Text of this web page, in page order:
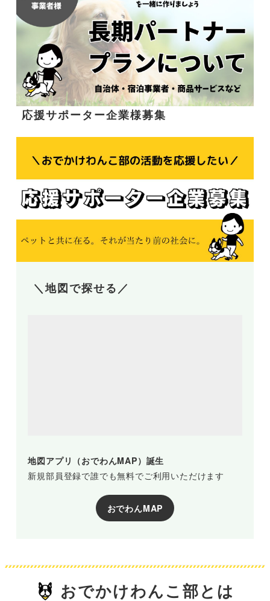
応援サポーター企業様募集
＼地図で探せる／
地図アプリ（おでわんMAP）誕生
新規部員登録で誰でも無料でご利用いただけます
おでわんMAP
おでかけわんこ部とは